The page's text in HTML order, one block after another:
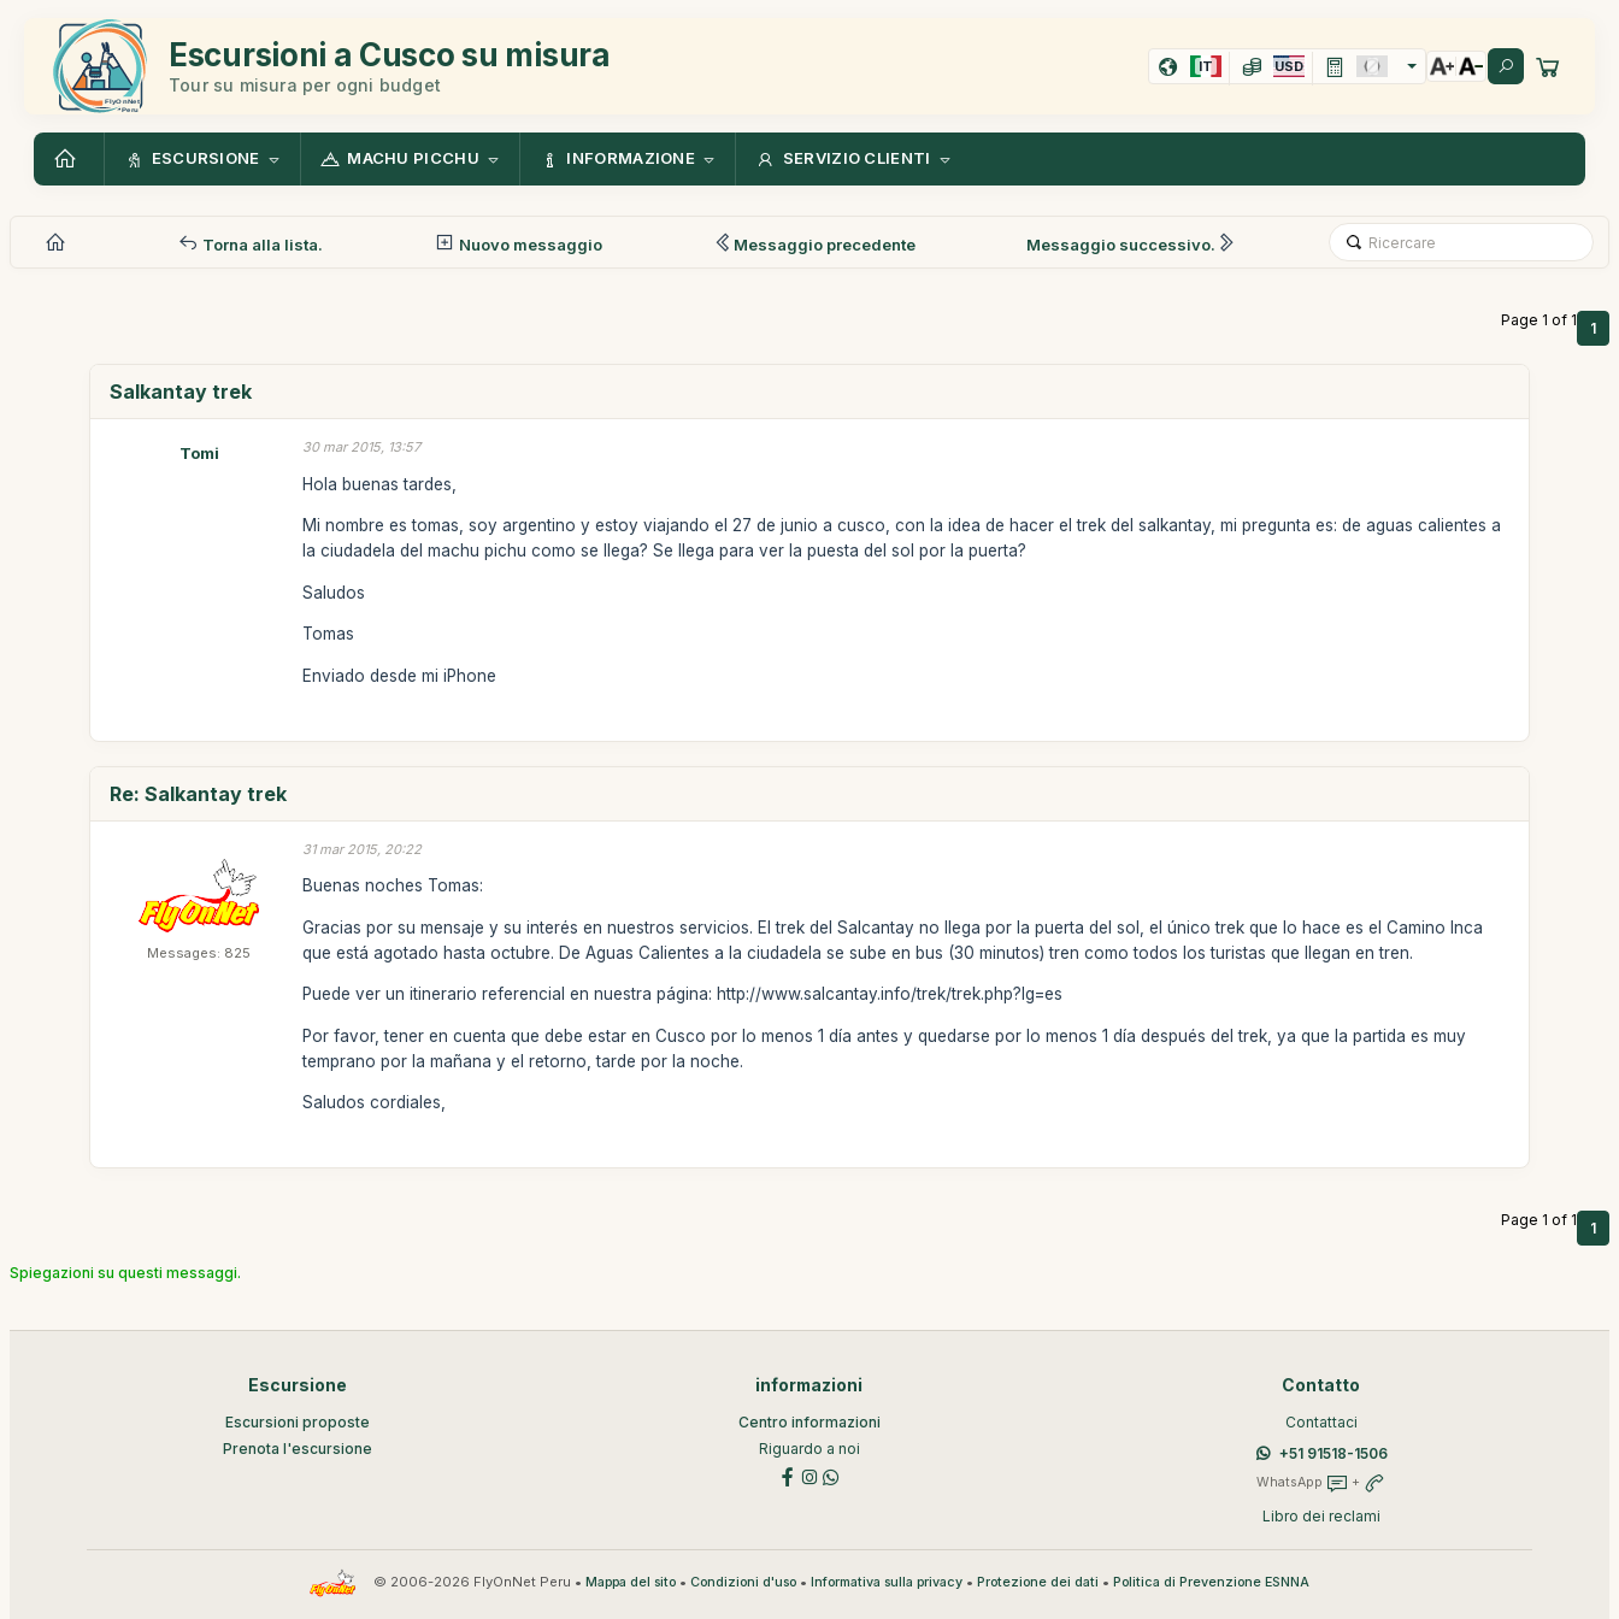
Escursioni a Cusco su misura
Tour su misura per ogni budget
IT USD
ESCURSIONE MACHU PICCHU INFORMAZIONE SERVIZIO CLIENTI
Torna alla lista. Nuovo messaggio Messaggio precedente Messaggio successivo.
Page 1 of 1 1
Salkantay trek
Tomi 30 mar 2015, 13:57
Hola buenas tardes,
Mi nombre es tomas, soy argentino y estoy viajando el 27 de junio a cusco, con la idea de hacer el trek del salkantay, mi pregunta es: de aguas calientes a
la ciudadela del machu pichu como se llega? Se llega para ver la puesta del sol por la puerta?
Saludos
Tomas
Enviado desde mi iPhone
Re: Salkantay trek
Messages: 825
31 mar 2015, 20:22
Buenas noches Tomas:
Gracias por su mensaje y su interés en nuestros servicios. El trek del Salcantay no llega por la puerta del sol, el único trek que lo hace es el Camino Inca
que está agotado hasta octubre. De Aguas Calientes a la ciudadela se sube en bus (30 minutos) tren como todos los turistas que llegan en tren.
Puede ver un itinerario referencial en nuestra página: http://www.salcantay.info/trek/trek.php?lg=es
Por favor, tener en cuenta que debe estar en Cusco por lo menos 1 día antes y quedarse por lo menos 1 día después del trek, ya que la partida es muy
temprano por la mañana y el retorno, tarde por la noche.
Saludos cordiales,
Page 1 of 1 1
Spiegazioni su questi messaggi.
Escursione
Escursioni proposte
Prenota l'escursione
informazioni
Centro informazioni
Riguardo a noi
Contatto
Contattaci
+51 91518-1506
WhatsApp +
Libro dei reclami
© 2006-2026 FlyOnNet Peru • Mappa del sito• Condizioni d'uso• Informativa sulla privacy• Protezione dei dati • Politica di Prevenzione ESNNA